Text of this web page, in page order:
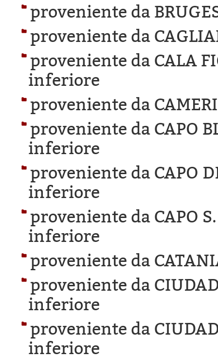
proveniente da
proveniente da
proveniente da CALA
inferiore
proveniente da
proveniente da CAPO
inferiore
proveniente da CAPO
inferiore
proveniente da CAPO
inferiore
proveniente da
proveniente da
inferiore
proveniente da
inferiore